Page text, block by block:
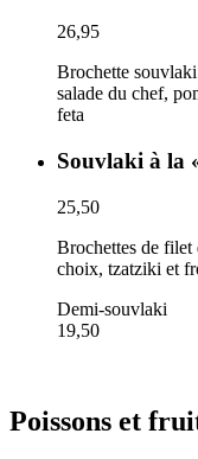
26,95
Brochette
salade du chef,
feta
Souvlaki à la
25,50
Brochettes de filet
choix, tzatziki et
Demi-souvlaki
19,50
Poissons et